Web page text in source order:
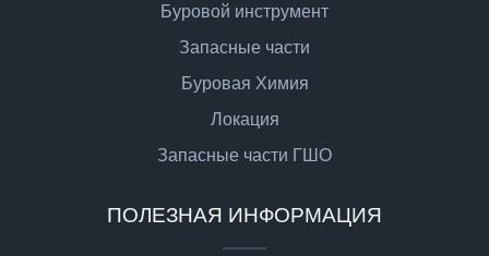
Буровой инструмент
Запасные части
Буровая Химия
Локация
Запасные части ГШО
ПОЛЕЗНАЯ ИНФОРМАЦИЯ